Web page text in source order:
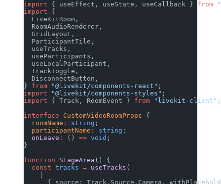
import { useEffect, useState, useCallback } from
import {
  LiveKitRoom,
  RoomAudioRenderer,
  GridLayout,
  ParticipantTile,
  useTracks,
  useParticipants,
  useLocalParticipant,
  TrackToggle,
  DisconnectButton,
} from "@livekit/components-react"
import
"@livekit/components-styles"
import { Track, RoomEvent } from
"livekit-client"
interface CustomVideoRoomProps {
  roomName
string
  participantName
string
  onLeave
() => void
function StageArea () {
  const
tracks = useTracks
{ source: Track.Source.Camera,